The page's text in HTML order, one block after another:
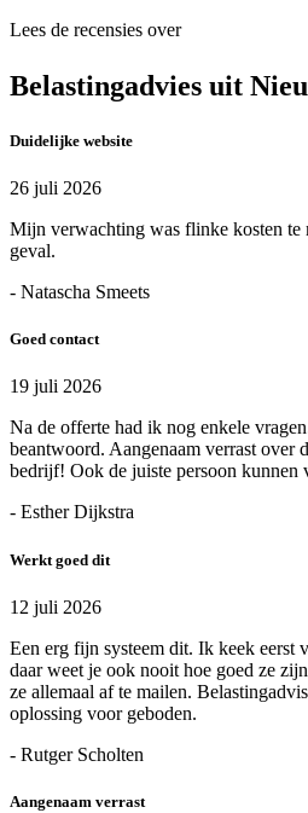
Lees de recensies over
Belastingadvies uit
Duidelijke website
26 juli 2026
Mijn verwachting was flinke kosten te
geval.
- Natascha Smeets
Goed contact
19 juli 2026
Na de offerte had ik nog enkele
beantwoord. Aangenaam verrast over
bedrijf! Ook de juiste persoon kunnen
- Esther Dijkstra
Werkt goed dit
12 juli 2026
Een erg fijn systeem dit. Ik keek eerst
daar weet je ook nooit hoe goed ze
ze allemaal af te mailen.
oplossing voor geboden.
- Rutger Scholten
Aangenaam verrast